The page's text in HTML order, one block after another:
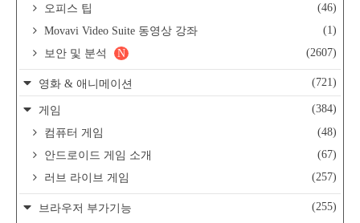
오피스 팁
(46)
Movavi Video Suite 동영상 강좌
(1)
보안 및 분석
(2607)
N
영화 & 애니메이션 (721)
게임
(384)
컴퓨터 게임
(48)
안드로이드 게임 소개
(67)
러브 라이브 게임
(257)
브라우저 부가기능
(255)